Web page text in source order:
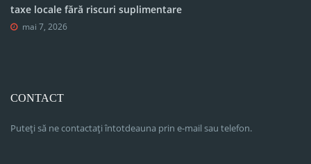
taxe locale fără riscuri suplimentare
mai 7, 2026
CONTACT
Puteți să ne contactați întotdeauna prin e-mail sau telefon.